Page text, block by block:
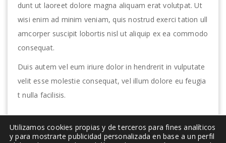
dunt ut laoreet dolore magna aliquam erat volutpat. Ut
wisi enim ad minim veniam, quis nostrud exerci tation ull
amcorper suscipit lobortis nisl ut aliquip ex ea commodo
consequat.
Duis autem vel eum iriure dolor in hendrerit in vulputate
velit esse molestie consequat, vel illum dolore eu feugia
t nulla facilisis.
Utilizamos cookies propias y de terceros para fines analíticos
y para mostrarte publicidad personalizada en base a un perfil